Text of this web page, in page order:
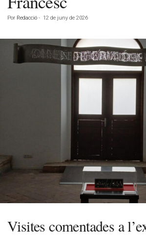
Por Redacció - 12 de juny de 2026
Visites comentades a